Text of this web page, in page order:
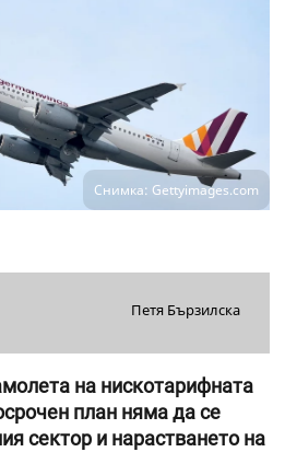
Снимка: Gettyimages.com
Петя Бързилска
на нискотарифната
план няма да се
сектор и нарастването на